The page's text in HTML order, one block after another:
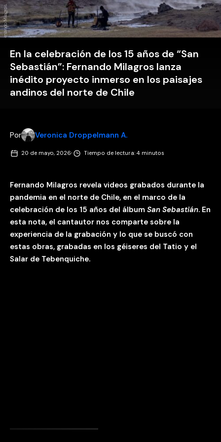
Fernando Milagros.
En la celebración de los 15 años de “San
Sebastián”: Fernando Milagros lanza
inédito proyecto inmerso en los paisajes
andinos del norte de Chile
Por Veronica Droppelmann A.
20 de mayo, 2026· Tiempo de lectura: 4 minutos
Fernando Milagros revela videos grabados durante la
pandemia en el norte de Chile, en el marco de la
celebración de los 15 años del álbum San Sebastián. En
esta nota, el cantautor nos comparte sobre la
experiencia de la grabación y lo que se buscó con
estas obras, grabadas en los géiseres del Tatio y el
Salar de Tebenquiche.